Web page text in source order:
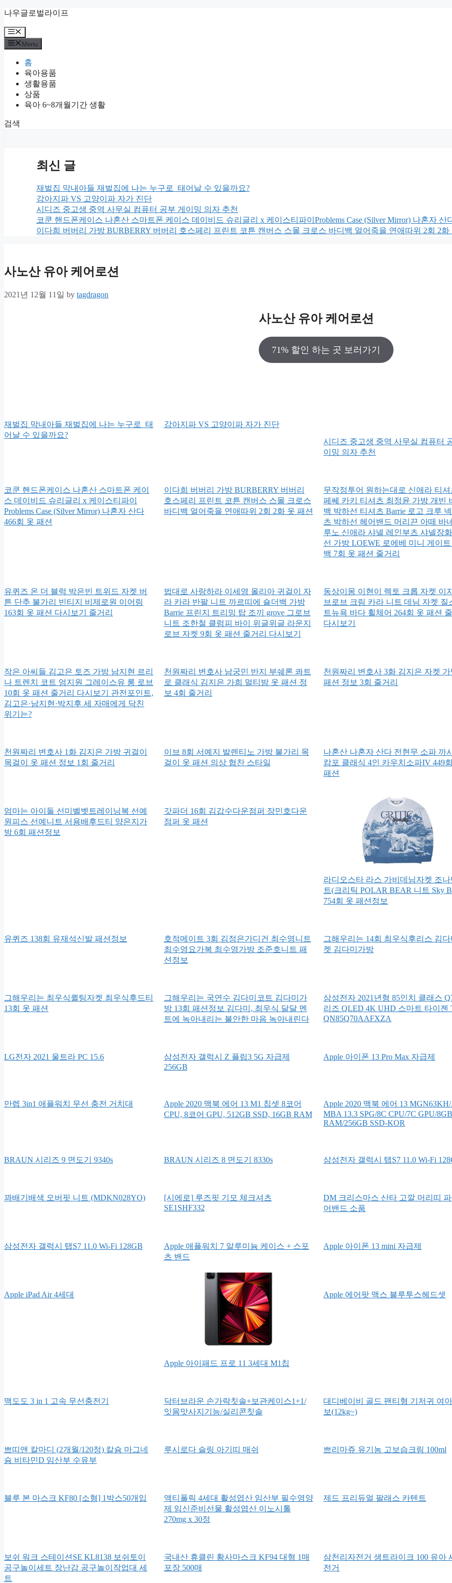
Skip
content
나우글로벌라이프
Menu
Menu
홈
육아용품
생활용품
상품
육아 6~8개월기간 생활
검색
최신 글
재벌집 막내아들 재벌집에 나는 누구로 태어날 수 있을까요?
강아지파 VS 고양이파 자가 진단
시디즈 중고생 중역 사무실 컴퓨터 공부 게이밍 의자 추천
코쿤 핸드폰케이스 나혼산 스마트폰 케이스 데이비드 슈리글리 x 케이스티파이Problems Case (Silver Mirror) 나혼자 산
이다희 버버리 가방 BURBERRY 버버리 호스페리 프린트 코튼 캔버스 스몰 크로스 바디백 얼어죽을 연애따위 2회 2화
사노산 유아 케어로션
2021년 12월 11일 by tagdragon
사노산 유아 케어로션
71% 할인 하는 곳 보러가기
재벌집 막내아들 재벌집에 나는 누구로 태
어날 수 있을까요?
강아지파 VS 고양이파 자가 진단
시디즈 중고생 중역 사무실 컴퓨터
이밍 의자 추천
코쿤 핸드폰케이스 나혼산 스마트폰 케이
스 데이비드 슈리글리 x 케이스티파이
Problems Case (Silver Mirror) 나혼자 산다
466회 옷 패션
이다희 버버리 가방 BURBERRY 버버리
호스페리 프린트 코튼 캔버스 스몰 크로스
바디백 얼어죽을 연애따위 2회 2화 옷 패션
무작정투어 원하는대로 신애라 티
페쎄 카키 티셔츠 최정윤 가방 개빈
백 박하선 티셔츠 Barrie 로고 크루
츠 박하선 헤어밴드 머리끈 아떼 바
루노 신애라 샤넬 레인부츠 샤넬장
선 가방 LOEWE 로에베 미니 게이트
백 7회 옷 패션 줄거리
유퀴즈 온 더 블럭 박은빈 트위드 자켓 버
튼 단추 불가리 빈티지 비제로원 이어링
163회 옷 패션 다시보기 줄거리
법대로 사랑하라 이세영 올리아 귀걸이 자
라 카라 반팔 니트 까르띠에 숄더백 가방
Barrie 프린지 트리밍 탑 조끼 grove 그로브
니트 조한철 클럼피 바이 위글위글 라운지
로브 자켓 9회 옷 패션 줄거리 다시보기
동상이몽 이현이 렉토 크롭 자켓 이
브로브 크림 카라 니트 데님 자켓 질
트뉴욕 바다 휠체어 264회 옷 패션
다시보기
작은 아씨들 김고은 토즈 가방 남지현 르리
나 트렌치 코트 엄지원 그레이스유 롱 로브
10회 옷 패션 줄거리 다시보기 관전포인트,
김고은·남지현·박지후 세 자매에게 닥친
위기는?
천원짜리 변호사 남궁민 반지 부쉐론 콰트
로 클래식 김지은 가희 멀티밤 옷 패션 정
보 4회 줄거리
천원짜리 변호사 3화 김지은 자켓 가
패션 정보 3회 줄거리
천원짜리 변호사 1화 김지은 가방 귀걸이
목걸이 옷 패션 정보 1회 줄거리
이브 8회 서예지 발렌티노 가방 불가리 목
걸이 옷 패션 의상 협찬 스타일
나혼산 나혼자 산다 전현무 소파 까
캄포 클래식 4인 카우치소파IV 449
패션
엄마는 아이돌 선미벨벳트레이닝복 선예
원피스 선예니트 서용배후드티 양은지가
방 6회 패션정보
갓파더 16회 김갑수다운점퍼 장민호다운
점퍼 옷 패션
라디오스타 라스 가비데님자켓 조나
트(크리틱 POLAR BEAR 니트 Sky
754회 옷 패션정보
유퀴즈 138회 유재석신발 패션정보
호적메이트 3회 김정은가디건 최수영니트
최수영요가복 최수영가방 조준호니트 패
션정보
그해우리는 14회 최우식후리스 김
켓 김다미가방
그해우리는 최우식퀼팅자켓 최우식후드티
13회 옷 패션
그해우리는 국연수 김다미코트 김다미가
방 13회 패션정보 김다미, 최우식 달달 멘
트에 녹아내리는 불안한 마음 녹아내린다
삼성전자 2021년형 85인치 클래스
리즈 QLED 4K UHD 스마트 타이젠
QN85Q70AAFXZA
LG전자 2021 울트라 PC 15.6
삼성전자 갤럭시 Z 플립3 5G 자급제
256GB
Apple 아이폰 13 Pro Max 자급제
만렙 3in1 애플워치 무선 충전 거치대
Apple 2020 맥북 에어 13 M1 칩셋 8코어
CPU, 8코어 GPU, 512GB SSD, 16GB RAM
Apple 2020 맥북 에어 13
MBA 13.3 SPG/8C CPU/7C GPU/8GB
RAM/256GB SSD-KOR
BRAUN 시리즈 9 면도기 9340s BRAUN 시리즈 8 면도기 8330s 삼성전자 갤럭시 탭S7 11.0 Wi-Fi
꽈배기배색 오버핏 니트 (MDKN028YO)
[시에로] 루즈핏 기모 체크셔츠
SE1SHF332
DM 크리스마스 산타 고깔 머리띠 파
어밴드 소품
삼성전자 갤럭시 탭S7 11.0 Wi-Fi 128GB
Apple 애플워치 7 알루미늄 케이스 + 스포
츠 밴드
Apple 아이폰 13 mini 자급제
Apple iPad Air 4세대
Apple 아이패드 프로 11 3세대 M1칩
Apple 에어팟 맥스 블루투스헤드셋
맥도도 3 in 1 고속 무선충전기
닥터브라운 손가락칫솔+보관케이스1+1/
잇몸맛사지기능/실리콘칫솔
대디베이비 골드 팬티형 기저귀 여
보(12kg~)
쁘띠앤 칼마디 (2개월/120정) 칼슘 마그네
슘 비타민D 임산부 수유부
루시로다 슬링 아기띠 매쉬 쁘리마쥬 유기농 고보습크림 100ml
블루 본 마스크 KF80 [소형] 1박스50개입
액티폴릭 4세대 활성엽산 임산부 필수영양
제 임신준비선물 활성엽산 이노시톨
270mg x 30정
제드 프리듀얼 팔래스 카텐트
보쉬 워크 스테이션SE KL8138 보쉬토이
공구놀이세트 장난감 공구놀이작업대 세
트
국내산 휴클린 황사마스크 KF94 대형 1매
포장 500매
삼천리자전거 샘트라이크 100 유아
전거